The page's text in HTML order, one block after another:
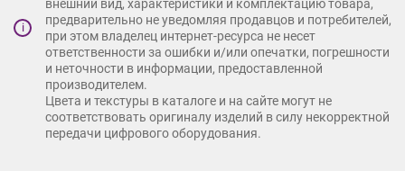
i
внешний вид, характеристики и комплектацию товара,
предварительно не уведомляя продавцов и потребителей,
при этом владелец интернет-ресурса не несет
ответственности за ошибки и/или опечатки, погрешности
и неточности в информации, предоставленной
производителем.
Цвета и текстуры в каталоге и на сайте могут не
соответствовать оригиналу изделий в силу некорректной
передачи цифрового оборудования.